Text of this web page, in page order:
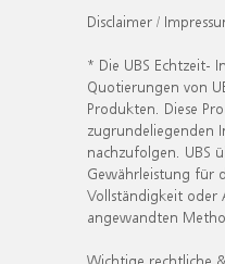
Disclaimer /
* Die UBS Echtzeit-
Quotierungen von
Produkten. Diese
zugrundeliegenden
nachzufolgen. UBS
Gewährleistung für
Vollständigkeit oder
angewandten